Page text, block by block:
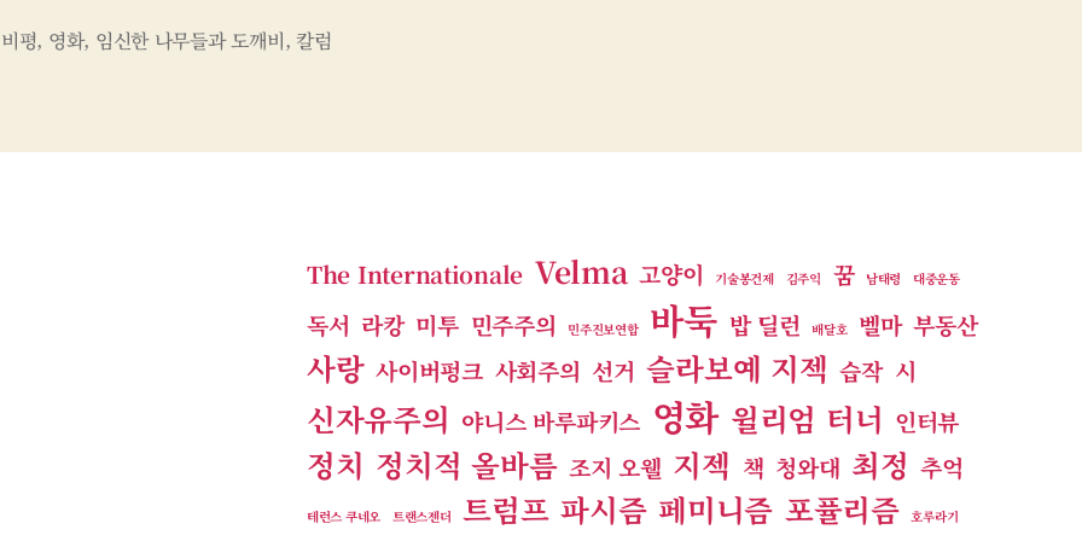
비평, 영화, 임신한 나무들과 도깨비, 칼럼
The Internationale Velma 고양이 기술봉건제 김주익 꿈 남태령 대중운동
독서 라캉 미투 민주주의 민주진보연합 바둑 밥 딜런 배달호 벨마 부동산
사랑 사이버펑크 사회주의 선거 슬라보예 지젝 습작 시
신자유주의 야니스 바루파키스 영화 윌리엄 터너 인터뷰
정치 정치적 올바름 조지 오웰 지젝 책 청와대 최정 추억
테런스 쿠네오 트랜스젠더 트럼프 파시즘 페미니즘 포퓰리즘 호루라기